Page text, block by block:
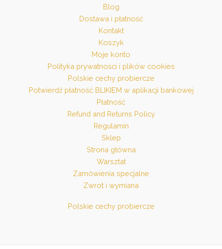
Blog
Dostawa i płatność
Kontakt
Koszyk
Moje konto
Polityka prywatności i plików cookies
Polskie cechy probiercze
Potwierdź płatność BLIKIEM w aplikacji bankowej
Płatność
Refund and Returns Policy
Regulamin
Sklep
Strona główna
Warsztat
Zamówienia specjalne
Zwrot i wymiana
Polskie cechy probiercze